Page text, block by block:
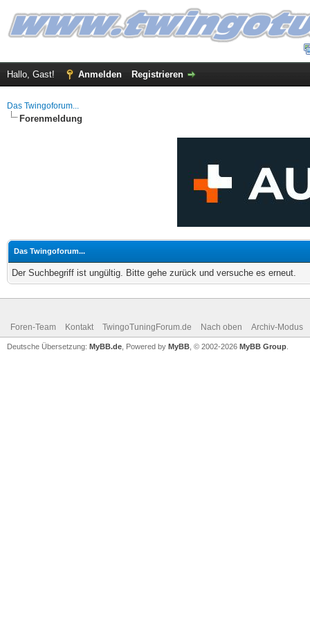
Hallo, Gast! Anmelden Registrieren
Das Twingoforum...
Forenmeldung
Das Twingoforum...
Der Suchbegriff ist ungültig. Bitte gehe zurück und versuche es erneut.
Foren-Team Kontakt TwingoTuningForum.de Nach oben Archiv-Modus
Deutsche Übersetzung: MyBB.de , Powered by MyBB , © 2002-2026 MyBB Group